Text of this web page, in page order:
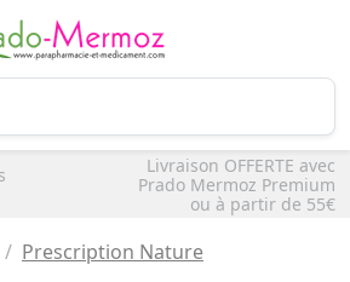
Livraison OFFERTE avec
Prado Mermoz Premium
ou à partir de 55€
Prescription Nature